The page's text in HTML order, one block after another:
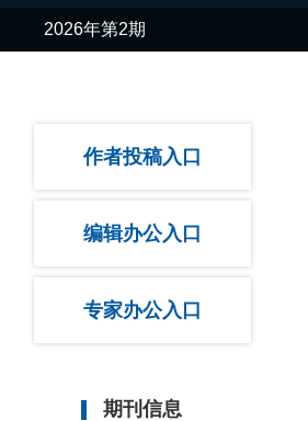
2026年第2期
作者投稿入口
编辑办公入口
专家办公入口
期刊信息